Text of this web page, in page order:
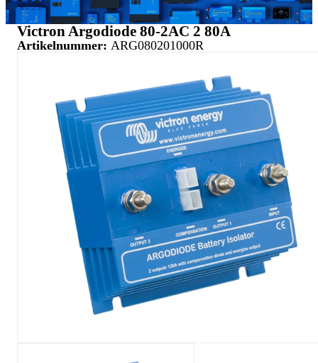
Victron Argodiode 80-2AC 2 80A
Artikelnummer: ARG080201000R